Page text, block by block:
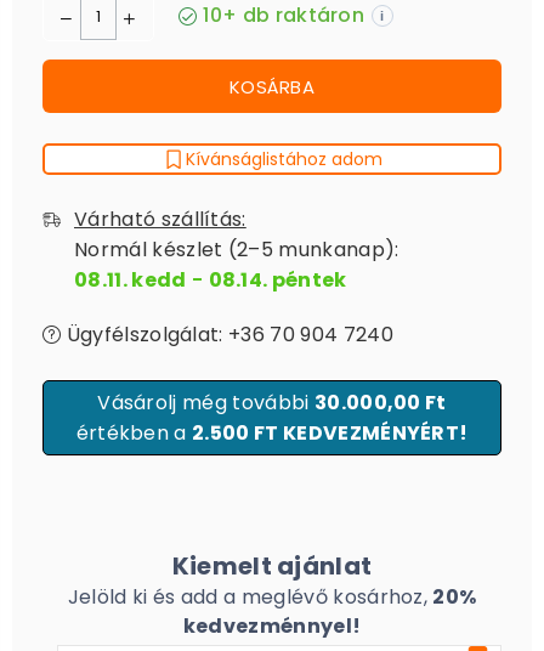
10+ db raktáron i
KOSÁRBA
Kívánságlistához adom
Várható szállítás:
Normál készlet (2–5 munkanap):
08.11. kedd - 08.14. péntek
Ügyfélszolgálat: +36 70 904 7240
Vásárolj még további 30.000,00 Ft
értékben a 2.500 FT KEDVEZMÉNYÉRT!
Kiemelt ajánlat
Jelöld ki és add a meglévő kosárhoz, 20%
kedvezménnyel!